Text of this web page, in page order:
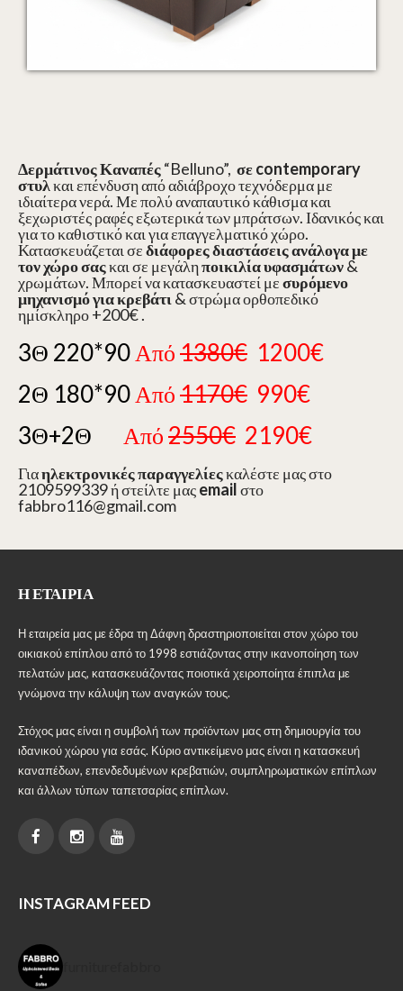
Δερμάτινος Καναπές“Belluno”, σε contemporary
στυλκαι επένδυση από αδιάβροχο τεχνόδερμα με
ιδιαίτερα νερά. Με πολύ αναπαυτικό κάθισμα και
ξεχωριστές ραφές εξωτερικά των μπράτσων. Ιδανικός και
για το καθιστικό και για επαγγελματικό χώρο.
Κατασκευάζεται σεδιάφορες διαστάσεις ανάλογα με
τον χώρο σαςκαι σε μεγάληποικιλία υφασμάτων&
χρωμάτων. Μπορεί να κατασκευαστεί μεσυρόμενο
μηχανισμό για κρεβάτι & στρώμα ορθοπεδικό
ημίσκληρο +200€ .
3Θ 220*90 Από1380€ 1200€
2Θ 180*90 Από1170€ 990€
3Θ+2Θ
Από2550€ 2190€
Γιαηλεκτρονικές παραγγελίεςκαλέστε μας στο
2109599339 ή στείλτε μαςemailστο
fabbro116@gmail.com
Η ΕΤΑΙΡΊΑ
Η εταιρεία μας με έδρα τη Δάφνη δραστηριοποιείται στον χώρο του
οικιακού επίπλου από το 1998 εστιάζοντας στην ικανοποίηση των
πελατών μας, κατασκευάζοντας ποιοτικά χειροποίητα έπιπλα με
γνώμονα την κάλυψη των αναγκών τους.
Στόχος μας είναι η συμβολή των προϊόντων μας στη δημιουργία του
ιδανικού χώρου για εσάς. Κύριο αντικείμενο μας είναι η κατασκευή
καναπέδων, επενδεδυμένων κρεβατιών, συμπληρωματικών επίπλων
και άλλων τύπων ταπετσαρίας επίπλων.
INSTAGRAM FEED